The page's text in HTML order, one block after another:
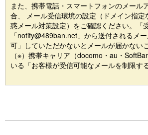
また、携帯電話・スマートフォンのメール
合、 メール受信環境の設定（ドメイン指定
惑メール対策設定）をご確認ください。「
「notify@489ban.net」から送付されるメ
可」していただかないとメールが届かない
（※）携帯キャリア（docomo・au・
いる「お客様が受信可能なメールを制限す